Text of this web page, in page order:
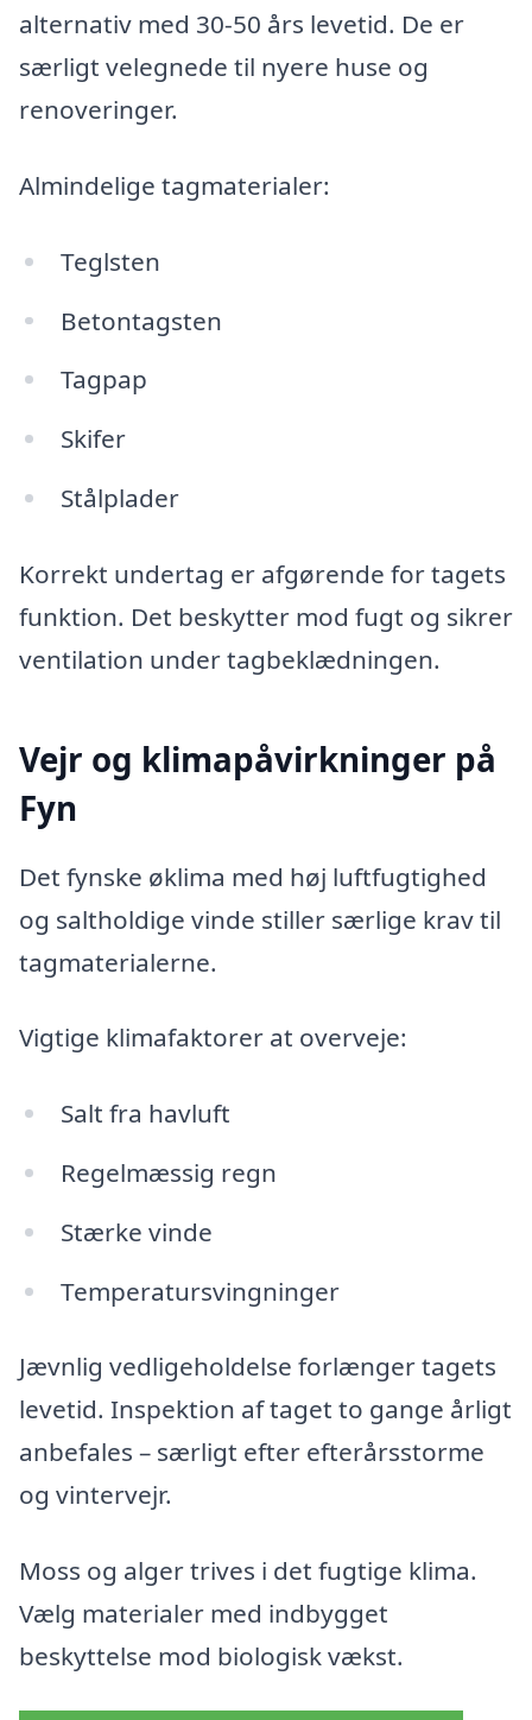
alternativ med 30-50 års levetid. De er
særligt velegnede til nyere huse og
renoveringer.
Almindelige tagmaterialer:
Teglsten
Betontagsten
Tagpap
Skifer
Stålplader
Korrekt undertag er afgørende for tagets
funktion. Det beskytter mod fugt og sikrer
ventilation under tagbeklædningen.
Vejr og klimapåvirkninger på
Fyn
Det fynske øklima med høj luftfugtighed
og saltholdige vinde stiller særlige krav til
tagmaterialerne.
Vigtige klimafaktorer at overveje:
Salt fra havluft
Regelmæssig regn
Stærke vinde
Temperatursvingninger
Jævnlig vedligeholdelse forlænger tagets
levetid. Inspektion af taget to gange årligt
anbefales – særligt efter efterårsstorme
og vintervejr.
Moss og alger trives i det fugtige klima.
Vælg materialer med indbygget
beskyttelse mod biologisk vækst.